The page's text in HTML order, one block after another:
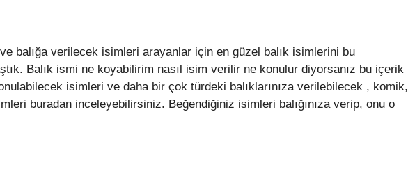
balığa verilecek isimleri arayanlar için en güzel balık isimlerini bu
Balık ismi ne koyabilirim nasıl isim verilir ne konulur diyorsanız bu içerik
isimleri ve daha bir çok türdeki balıklarınıza verilebilecek , komik,
buradan inceleyebilirsiniz. Beğendiğiniz isimleri balığınıza verip, onu o